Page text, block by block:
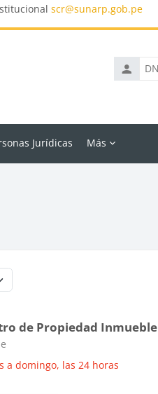
scr@sunarp.gob.pe
DNI
o
Jurídicas Más
de Propiedad Inmueble
a domingo, las 24 horas